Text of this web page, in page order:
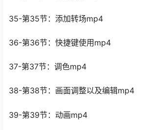
35-第35节：添加转场mp4
36-第36节：快捷键使用mp4
37-第37节：调色mp4
38-第38节：画面调整以及编辑mp4
39-第39节：动画mp4